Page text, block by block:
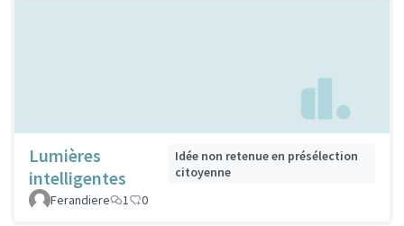
Lumières
intelligentes
Idée non retenue en présélection
citoyenne
Ferandiere
1 0